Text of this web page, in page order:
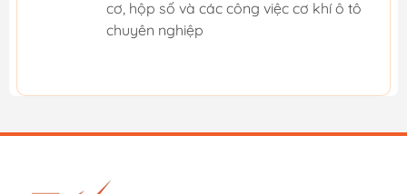
cơ, hộp số và các công việc cơ khí ô tô
chuyên nghiệp